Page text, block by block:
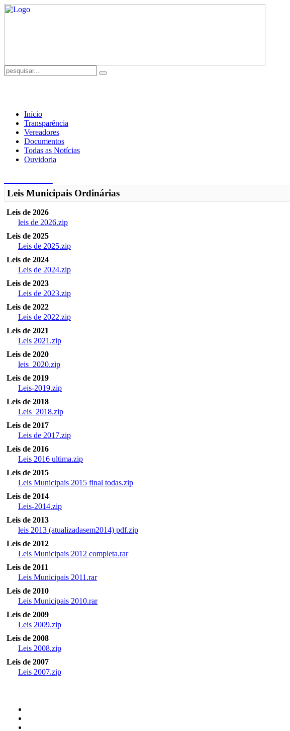
Início
Transparência
Vereadores
Documentos
Todas as Notícias
Ouvidoria
Leis Municipais Ordinárias
Leis de 2026
leis de 2026.zip
Leis de 2025
Leis de 2025.zip
Leis de 2024
Leis de 2024.zip
Leis de 2023
Leis de 2023.zip
Leis de 2022
Leis de 2022.zip
Leis de 2021
Leis 2021.zip
Leis de 2020
leis_2020.zip
Leis de 2019
Leis-2019.zip
Leis de 2018
Leis_2018.zip
Leis de 2017
Leis de 2017.zip
Leis de 2016
Leis 2016 ultima.zip
Leis de 2015
Leis Municipais 2015 final todas.zip
Leis de 2014
Leis-2014.zip
Leis de 2013
leis 2013 (atualizadasem2014) pdf.zip
Leis de 2012
Leis Municipais 2012 completa.rar
Leis de 2011
Leis Municipais 2011.rar
Leis de 2010
Leis Municipais 2010.rar
Leis de 2009
Leis 2009.zip
Leis de 2008
Leis 2008.zip
Leis de 2007
Leis 2007.zip